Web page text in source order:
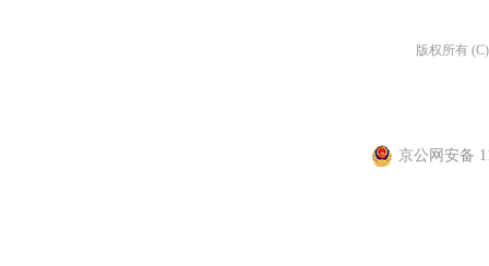
版权所有
京公网安备